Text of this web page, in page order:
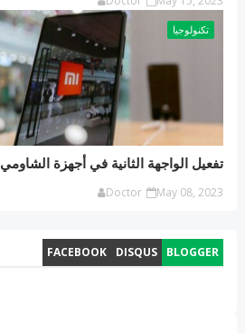
تكنولوجيا
تفعيل الواجهة الثانية في أجهزة الشاومي
Doctor May 08, 2023
BLOGGER
DISQUS
FACEBOOK